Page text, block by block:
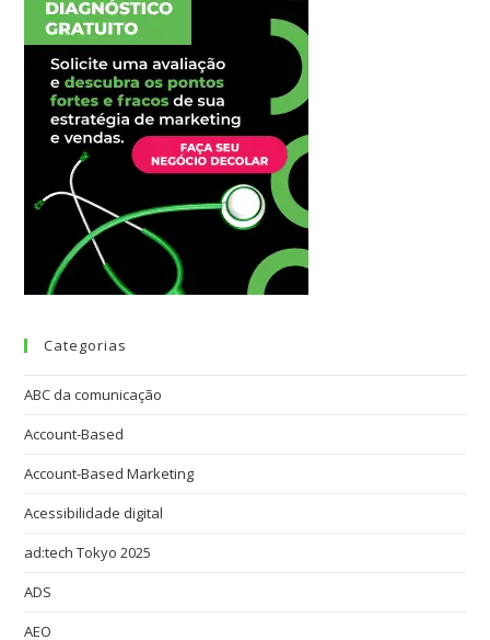
Categorias
ABC da comunicação
Account-Based
Account-Based Marketing
Acessibilidade digital
ad:tech Tokyo 2025
ADS
AEO